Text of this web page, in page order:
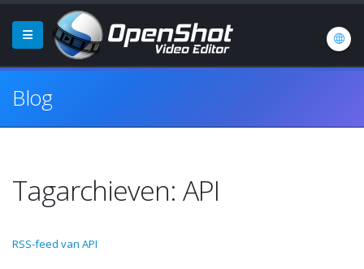
Blog
Tagarchieven: API
RSS-feed van API